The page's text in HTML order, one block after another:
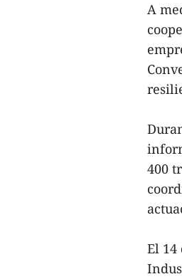
A
400
El 14